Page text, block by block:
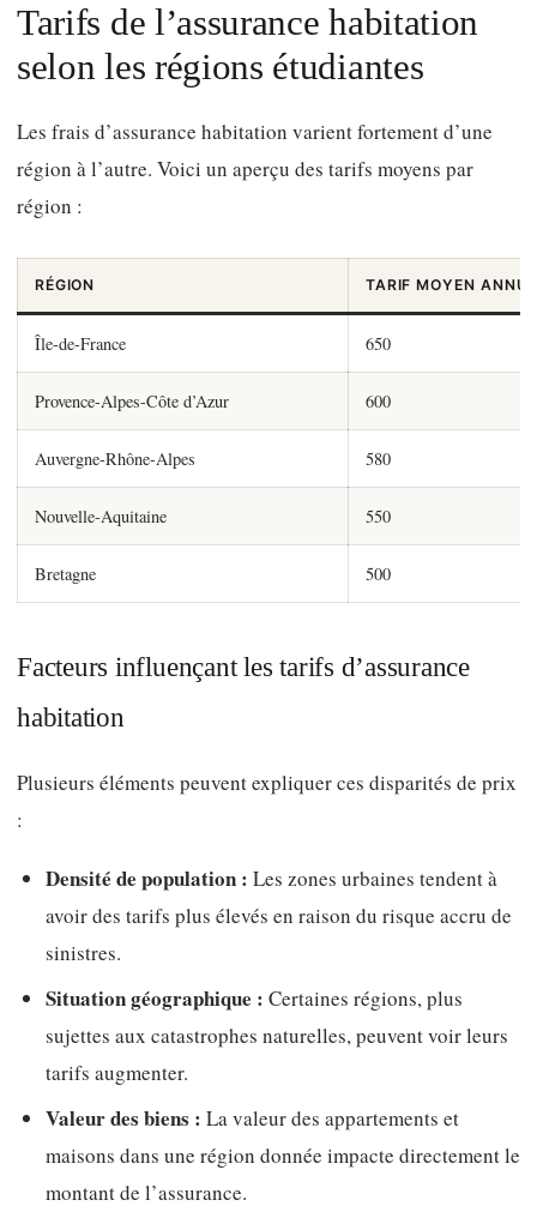
Tarifs de l’assurance habitation
selon les régions étudiantes
Les frais d’assurance habitation varient fortement d’une
région à l’autre. Voici un aperçu des tarifs moyens par
région :
RÉGION TARIF MOYEN
Île-de-France 650
Provence-Alpes-Côte d’Azur 600
Auvergne-Rhône-Alpes 580
Nouvelle-Aquitaine 550
Bretagne 500
Facteurs influençant les tarifs d’assurance
habitation
Plusieurs éléments peuvent expliquer ces disparités de prix
:
Densité de population : Les zones urbaines tendent à
avoir des tarifs plus élevés en raison du risque accru de
sinistres.
Situation géographique : Certaines régions, plus
sujettes aux catastrophes naturelles, peuvent voir leurs
tarifs augmenter.
Valeur des biens : La valeur des appartements et
maisons dans une région donnée impacte directement le
montant de l’assurance.